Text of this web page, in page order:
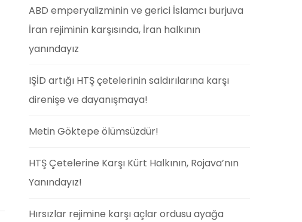
ABD emperyalizminin ve gerici İslamcı burjuva
İran rejiminin karşısında, İran halkının
yanındayız
IŞİD artığı HTŞ çetelerinin saldırılarına karşı
direnişe ve dayanışmaya!
Metin Göktepe ölümsüzdür!
HTŞ Çetelerine Karşı Kürt Halkının, Rojava’nın
Yanındayız!
Hırsızlar rejimine karşı açlar ordusu ayağa